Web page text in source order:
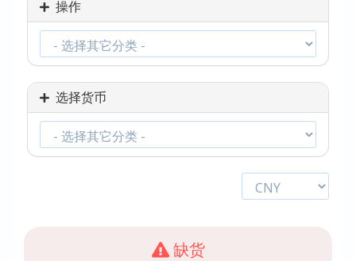
操作
选择货币
缺货